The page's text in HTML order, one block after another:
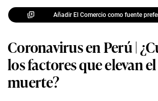
Añadir El Comercio como fuente
Coronavirus en Perú |
los factores que elevan
muerte?